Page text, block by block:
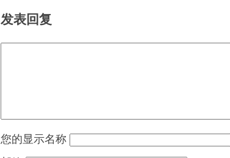
发表回复
显示名称